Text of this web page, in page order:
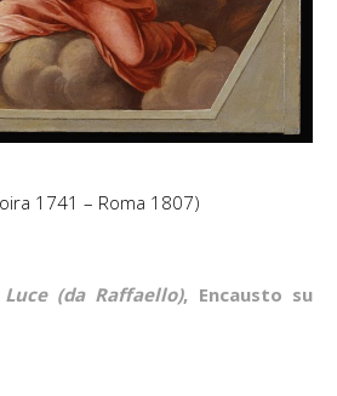
1741 – Roma 1807)
(da Raffaello), Encausto su